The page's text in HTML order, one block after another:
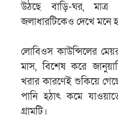
উঠছে বাড়ি-ঘর,
জলাধারটিকেও দেখে মনে
লোবিওস কাউন্সিলের
মাস, বিশেষ করে
খরার কারণেই শুকিয়ে
পানি হঠাৎ কমে
গ্রামটি।